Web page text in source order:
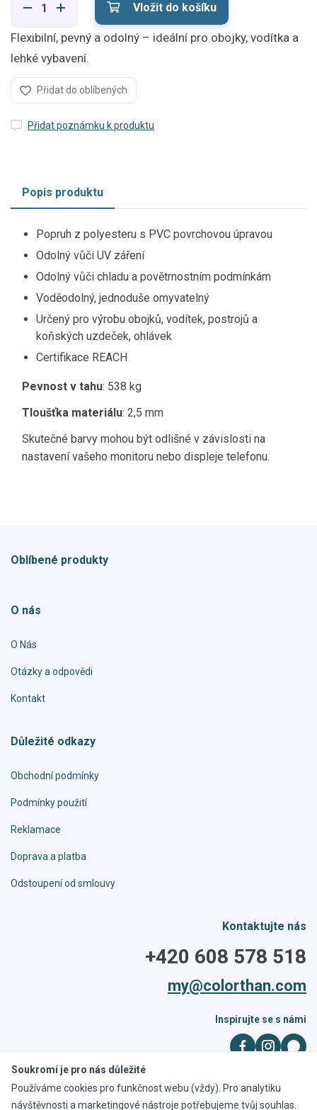
Flexibilní, pevný a odolný – ideální pro obojky, vodítka a
lehké vybavení.
Vložit do košíku
Přidat do oblíbených
Přidat poznámku k produktu
Popis produktu
Popruh z polyesteru s PVC povrchovou úpravou
Odolný vůči UV záření
Odolný vůči chladu a povětrnostním podmínkám
Voděodolný, jednoduše omyvatelný
Určený pro výrobu obojků, vodítek, postrojů a
koňských uzdeček, ohlávek
Certifikace REACH
Pevnost v tahu: 538 kg
Tloušťka materiálu: 2,5 mm
Skutečné barvy mohou být odlišné v závislosti na
nastavení vašeho monitoru nebo displeje telefonu.
Oblíbené produkty
O nás
O Nás
Otázky a odpovědi
Kontakt
Důležité odkazy
Obchodní podmínky
Podmínky použití
Reklamace
Doprava a platba
Odstoupení od smlouvy
Kontaktujte nás
+420 608 578 518
my@colorthan.com
Inspirujte se s námi
Všechna práva vyhrazena. Kopírování obrázků a obsahu je zakázáno,
Soukromí je pro nás důležité
Používáme cookies pro funkčnost webu (vždy). Pro analytiku
návštěvnosti a marketingové nástroje potřebujeme tvůj souhlas.